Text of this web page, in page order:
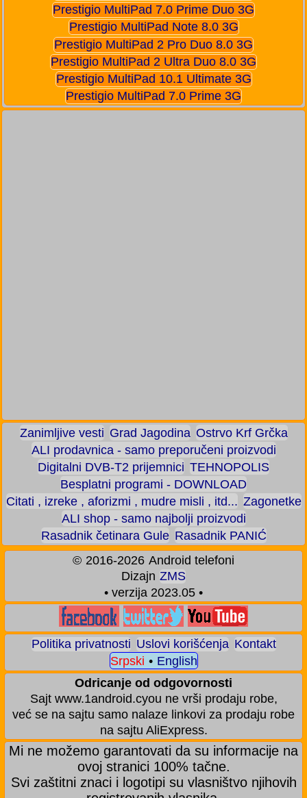
Prestigio MultiPad 7.0 Prime Duo 3G
Prestigio MultiPad Note 8.0 3G
Prestigio MultiPad 2 Pro Duo 8.0 3G
Prestigio MultiPad 2 Ultra Duo 8.0 3G
Prestigio MultiPad 10.1 Ultimate 3G
Prestigio MultiPad 7.0 Prime 3G
Zanimljive vesti Grad Jagodina Ostrvo Krf Grčka
ALI prodavnica - samo preporučeni proizvodi
Digitalni DVB-T2 prijemnici TEHNOPOLIS
Besplatni programi - DOWNLOAD
Citati , izreke , aforizmi , mudre misli , itd... Zagonetke
ALI shop - samo najbolji proizvodi
Rasadnik četinara Gule Rasadnik PANIĆ
© 2016-2026 Android telefoni
Dizajn ZMS
• verzija 2023.05 •
Politika privatnosti Uslovi korišćenja Kontakt
Srpski • English
Odricanje od odgovornosti
Sajt www.1android.cyou ne vrši prodaju robe,
već se na sajtu samo nalaze linkovi za prodaju robe
na sajtu AliExpress.
Mi ne možemo garantovati da su informacije na
ovoj stranici 100% tačne.
Svi zaštitni znaci i logotipi su vlasništvo njihovih